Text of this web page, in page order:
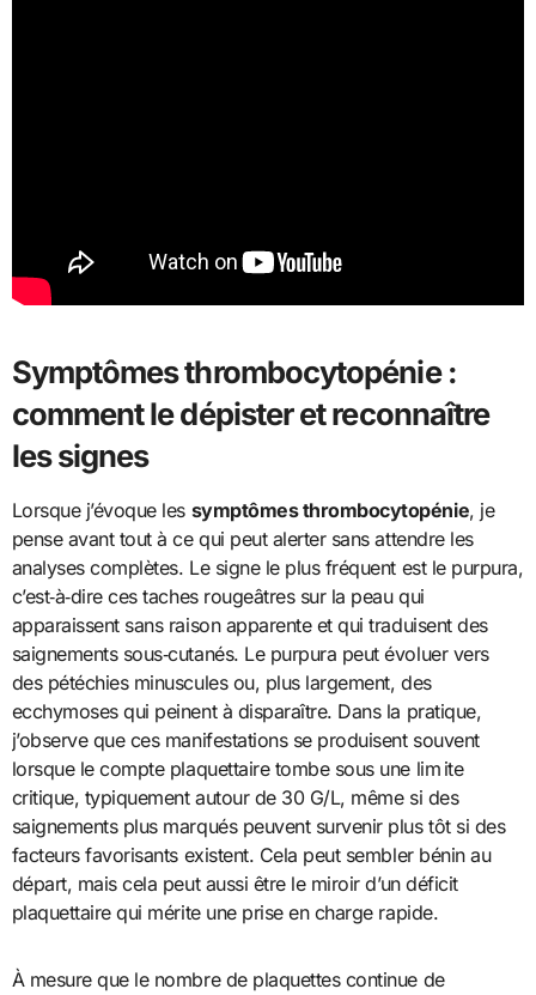
Symptômes thrombocytopénie :
comment le dépister et reconnaître
les signes
Lorsque j’évoque les symptômes thrombocytopénie, je
pense avant tout à ce qui peut alerter sans attendre les
analyses complètes. Le signe le plus fréquent est le purpura,
c’est‑à‑dire ces taches rougeâtres sur la peau qui
apparaissent sans raison apparente et qui traduisent des
saignements sous‑cutanés. Le purpura peut évoluer vers
des pétéchies minuscules ou, plus largement, des
ecchymoses qui peinent à disparaître. Dans la pratique,
j’observe que ces manifestations se produisent souvent
lorsque le compte plaquettaire tombe sous une lim ite
critique, typiquement autour de 30 G/L, même si des
saignements plus marqués peuvent survenir plus tôt si des
facteurs favorisants existent. Cela peut sembler bénin au
départ, mais cela peut aussi être le miroir d’un déficit
plaquettaire qui mérite une prise en charge rapide.
À mesure que le nombre de plaquettes continue de